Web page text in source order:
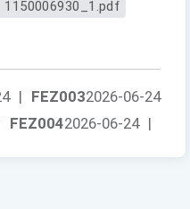
1150006930_1.pdf
FEZ0032026-06-24
|
FEZ0042026-06-24 |